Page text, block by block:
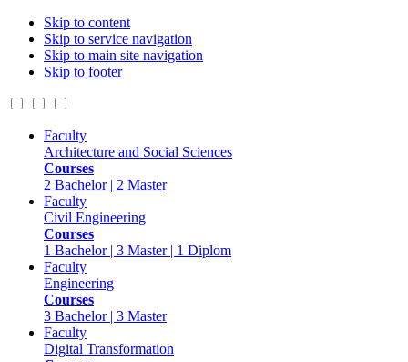
Skip to content
Skip to service navigation
Skip to main site navigation
Skip to footer
Faculty
Architecture and Social Sciences
Courses
2 Bachelor | 2 Master
Faculty
Civil Engineering
Courses
1 Bachelor | 3 Master | 1 Diplom
Faculty
Engineering
Courses
3 Bachelor | 3 Master
Faculty
Digital Transformation